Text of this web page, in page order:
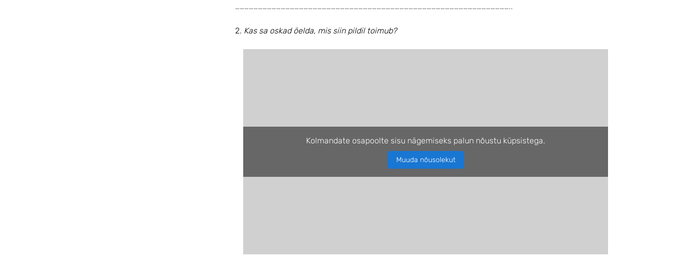
………………………………………………………………………………………………………………………………………………………………..
2. Kas sa oskad öelda, mis siin pildil toimub?
Kolmandate osapoolte sisu nägemiseks palun nõustu küpsistega.
Muuda nõusolekut